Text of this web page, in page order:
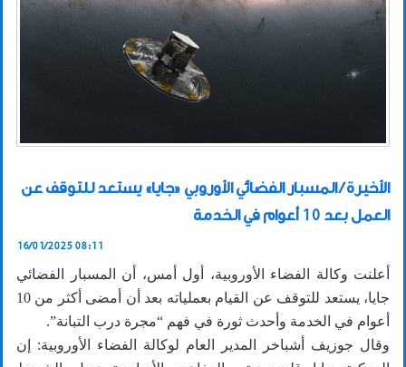
الأخيرة / المسبار الفضائي الأوروبي «جايا» يستعد للتوقف عن
العمل بعد 10 أعوام في الخدمة
16/01/2025 08:11
أعلنت وكالة الفضاء الأوروبية، أول أمس، أن المسبار الفضائي
جايا، يستعد للتوقف عن القيام بعملياته بعد أن أمضى أكثر من 10
أعوام في الخدمة وأحدث ثورة في فهم “مجرة درب التبانة”.
وقال جوزيف أشباخر المدير العام لوكالة الفضاء الأوروبية: إن